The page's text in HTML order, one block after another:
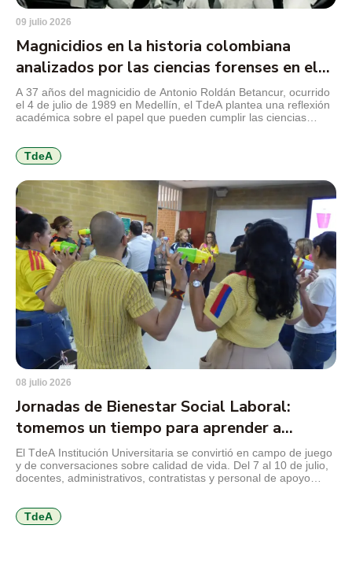
09 julio 2026
Magnicidios en la historia colombiana
analizados por las ciencias forenses en el
TdeA
A 37 años del magnicidio de Antonio Roldán Betancur, ocurrido
el 4 de julio de 1989 en Medellín, el TdeA plantea una reflexión
académica sobre el papel que pueden cumplir las ciencias
la justicia, la […]
TdeA
08 julio 2026
Jornadas de Bienestar Social Laboral:
tomemos un tiempo para aprender a
cuidarnos
El TdeA Institución Universitaria se convirtió en campo de juego
y de conversaciones sobre calidad de vida. Del 7 al 10 de julio,
docentes, administrativos, contratistas y personal de apoyo
entre otros temas que invitan a volver […]
TdeA